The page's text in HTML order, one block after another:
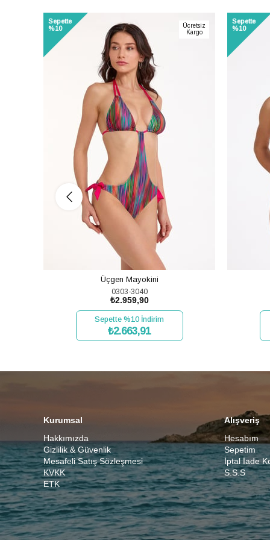
Sepette
%10
Ücretsiz
Kargo
Üçgen Mayokini
0303-3040
₺2.959,90
Sepette %10 İndirim
₺2.663,91
Sepette
%10
Kurumsal
Hakkımızda
Gizlilik & Güvenlik
Mesafeli Satış Sözleşmesi
KVKK
ETK
Alışveriş
Hesabım
Sepetim
İptal İade
S.S.S
%15